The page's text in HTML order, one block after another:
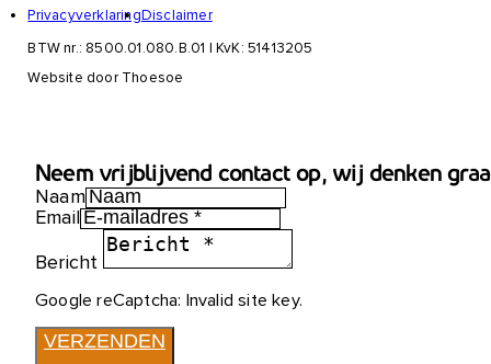
PrivacyverklaringDisclaimer
BTW nr.: 8500.01.080.B.01 | KvK: 51413205
Website door Thoesoe
Neem vrijblijvend contact op, wij denken
Naam
Email
Bericht
Google reCaptcha: Invalid site key.
VERZENDEN